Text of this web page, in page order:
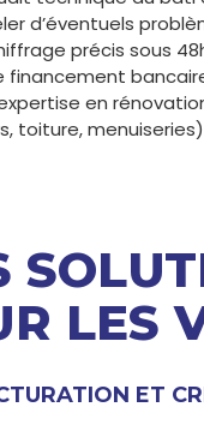
d’éventuels
précis sous
financement
en
toiture,
LES
ET